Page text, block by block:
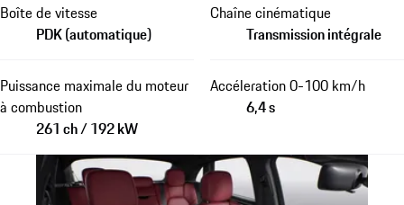
Boîte de vitesse
PDK (automatique)
Chaîne cinématique
Transmission intégrale
Puissance maximale du moteur
à combustion
261 ch / 192 kW
Accéleration 0-100 km/h
6,4 s